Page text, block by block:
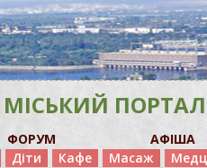
МІСЬКИЙ
ФОРУМ АФІША
Діти Кафе Масаж